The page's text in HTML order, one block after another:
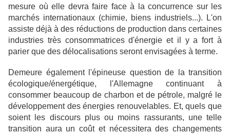
mesure où elle devra faire face à la concurrence sur les
marchés internationaux (chimie, biens industriels...). L'on
assiste déjà à des réductions de production dans certaines
industries très consommatrices d'énergie et il y a fort à
parier que des délocalisations seront envisagées à terme.
Demeure également l'épineuse question de la transition
écologique/énergétique, l'Allemagne continuant à
consommer beaucoup de charbon et de pétrole, malgré le
développement des énergies renouvelables. Et, quels que
soient les discours plus ou moins rassurants, une telle
transition aura un coût et nécessitera des changements